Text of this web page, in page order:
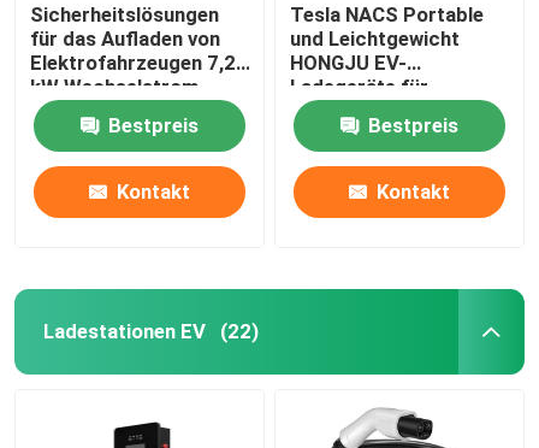
Sicherheitslösungen
für das Aufladen von
Elektrofahrzeugen 7,2
kW Wechselstrom-
Wandladegerät für
Elektrofahrzeuge
Bestpreis
Kontakt
Tesla NACS Portable
und Leichtgewicht
HONGJU EV-
Ladegeräte für
einfache Installation
Bestpreis
Kontakt
Ladestationen EV (22)